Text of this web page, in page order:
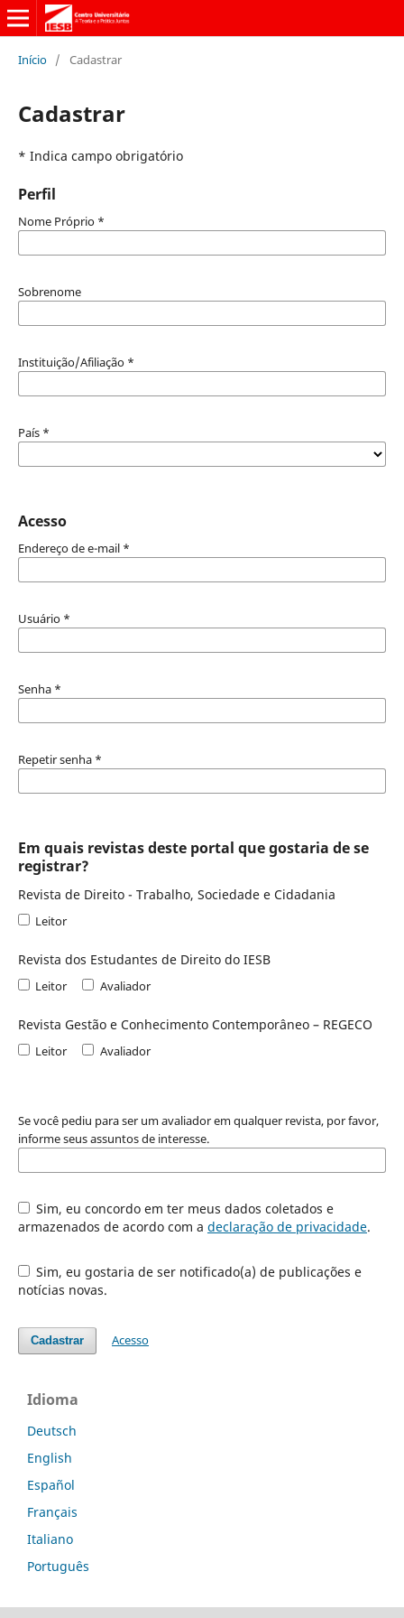
Início / Cadastrar
Cadastrar
* Indica campo obrigatório
Perfil
Nome Próprio *
Sobrenome
Instituição/Afiliação *
País *
Acesso
Endereço de e-mail *
Usuário *
Senha *
Repetir senha *
Em quais revistas deste portal que gostaria de se
registrar?
Revista de Direito - Trabalho, Sociedade e Cidadania
Leitor
Revista dos Estudantes de Direito do IESB
Leitor Avaliador
Revista Gestão e Conhecimento Contemporâneo – REGECO
Leitor Avaliador
Se você pediu para ser um avaliador em qualquer revista, por favor,
informe seus assuntos de interesse.
Sim, eu concordo em ter meus dados coletados e
armazenados de acordo com a declaração de privacidade.
Sim, eu gostaria de ser notificado(a) de publicações e
notícias novas.
Cadastrar Acesso
Idioma
Deutsch
English
Español
Français
Italiano
Português